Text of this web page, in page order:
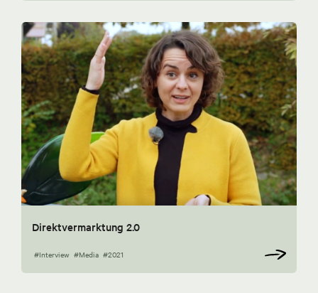
Direktvermarktung 2.0
#Interview #Media #2021